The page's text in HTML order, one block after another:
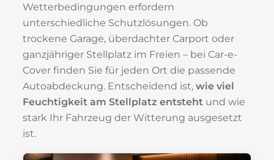
Wetterbedingungen erfordern
unterschiedliche Schutzlösungen. Ob
trockene Garage, überdachter Carport oder
ganzjähriger Stellplatz im Freien – bei Car-e-
Cover finden Sie für jeden Ort die passende
Autoabdeckung. Entscheidend ist, wie viel
Feuchtigkeit am Stellplatz entsteht und wie
stark Ihr Fahrzeug der Witterung ausgesetzt
ist.